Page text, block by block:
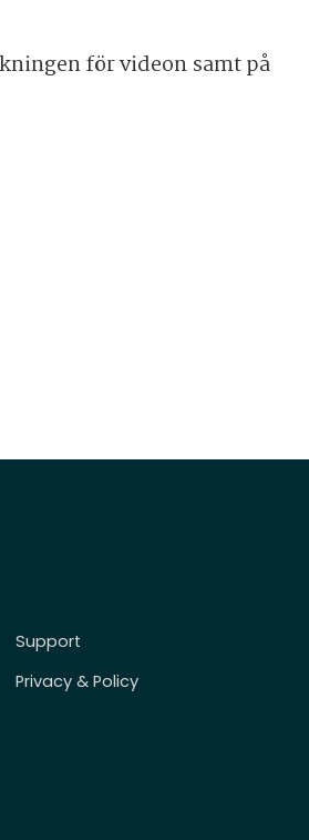
för videon samt på
Support
Privacy & Policy